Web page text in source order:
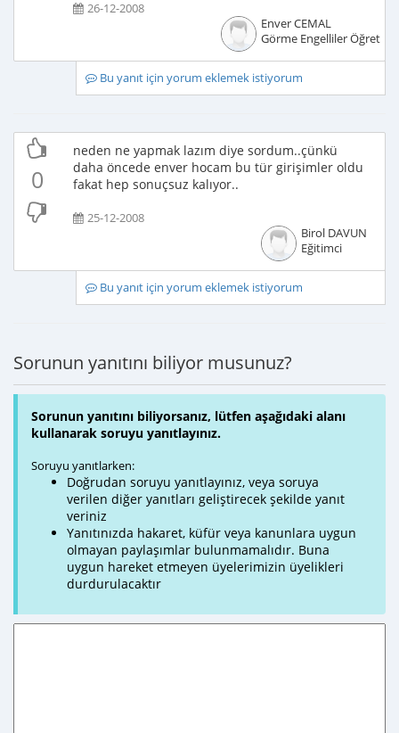
26-12-2008
Enver CEMAL
Görme Engelliler
Bu yanıt için yorum eklemek istiyorum
0
neden ne yapmak lazım diye sordum..çünkü
daha öncede enver hocam bu tür girişimler oldu
fakat hep sonuçsuz kalıyor..
25-12-2008
Birol DAVUN
Eğitimci
Bu yanıt için yorum eklemek istiyorum
Sorunun yanıtını biliyor musunuz?
Sorunun yanıtını biliyorsanız, lütfen aşağıdaki alanı
kullanarak soruyu yanıtlayınız.
Soruyu yanıtlarken:
Doğrudan soruyu yanıtlayınız, veya soruya
verilen diğer yanıtları geliştirecek şekilde yanıt
veriniz
Yanıtınızda hakaret, küfür veya kanunlara uygun
olmayan paylaşımlar bulunmamalıdır. Buna
uygun hareket etmeyen üyelerimizin üyelikleri
durdurulacaktır